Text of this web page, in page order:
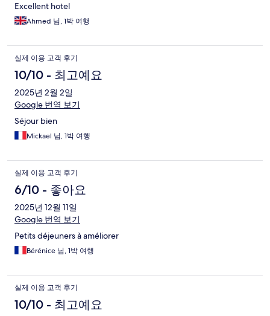
Excellent hotel
Ahmed 님, 1박 여행
실제 이용 고객 후기
10/10 - 최고예요
2025년 2월 2일
Google 번역 보기
Séjour bien
Mickael 님, 1박 여행
실제 이용 고객 후기
6/10 - 좋아요
2025년 12월 11일
Google 번역 보기
Petits déjeuners à améliorer
Bérénice 님, 1박 여행
실제 이용 고객 후기
10/10 - 최고예요